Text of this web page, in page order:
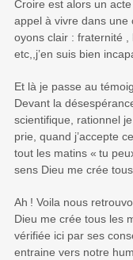
Croire est alors un
appel à vivre dans une
oyons clair : fraternité ,
etc,,j’en suis bien
Et là je passe au
Devant la
scientifique, rationnel
prie, quand j’accepte
tout les matins « tu
sens Dieu me crée
Ah ! Voila nous
Dieu me crée tous les
vérifiée ici par ses
entraine vers notre